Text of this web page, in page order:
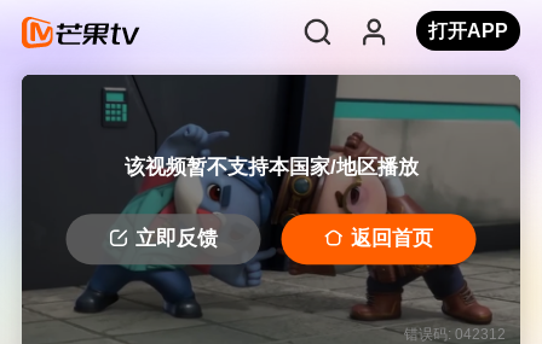
打开APP
该视频暂不支持本国家/地区播放
立即反馈 返回首页
错误码: 042312